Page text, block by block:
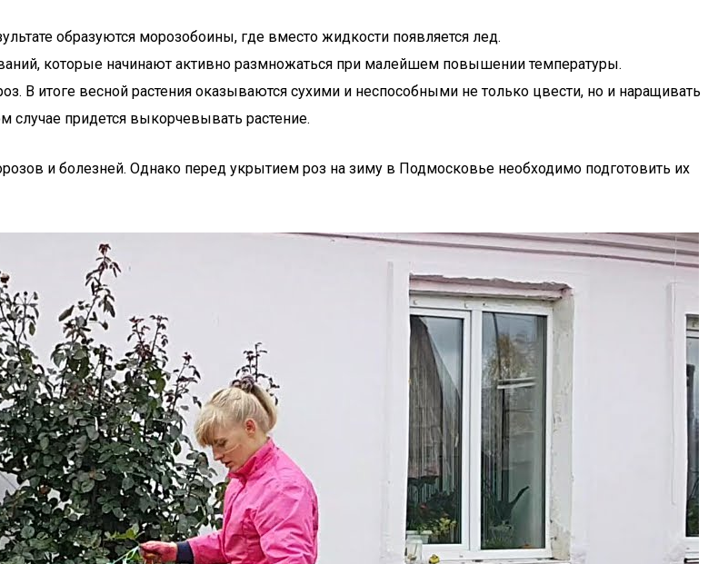
образуются морозобоины, где вместо жидкости появляется лед.
которые начинают активно размножаться при малейшем повышении температуры.
В итоге весной растения оказываются сухими и неспособными не только цвести, но и наращивать
случае придется выкорчевывать растение.
и болезней. Однако перед укрытием роз на зиму в Подмосковье необходимо подготовить их